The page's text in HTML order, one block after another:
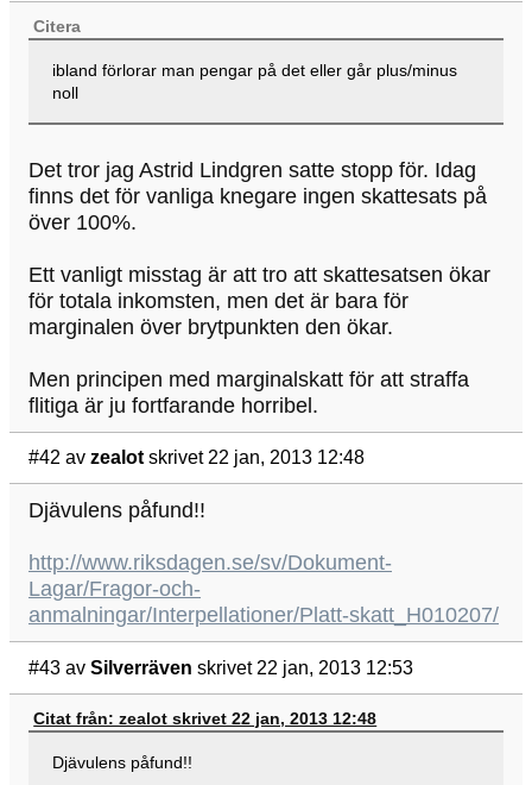
Citera
ibland förlorar man pengar på det eller går plus/minus
noll
Det tror jag Astrid Lindgren satte stopp för. Idag
finns det för vanliga knegare ingen skattesats på
över 100%.
Ett vanligt misstag är att tro att skattesatsen ökar
för totala inkomsten, men det är bara för
marginalen över brytpunkten den ökar.
Men principen med marginalskatt för att straffa
flitiga är ju fortfarande horribel.
#42 av zealot skrivet 22 jan, 2013 12:48
Djävulens påfund!!
http://www.riksdagen.se/sv/Dokument-
Lagar/Fragor-och-
anmalningar/Interpellationer/Platt-skatt_H010207/
#43 av Silverräven skrivet 22 jan, 2013 12:53
Citat från: zealot skrivet 22 jan, 2013 12:48
Djävulens påfund!!